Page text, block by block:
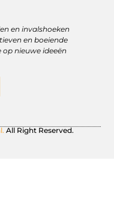
en invalshoeken
en boeiende
op nieuwe ideeën
All Right Reserved.